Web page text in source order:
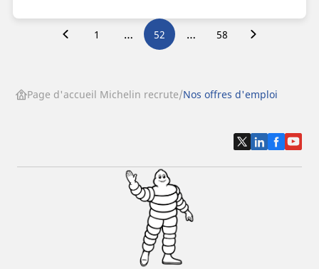
1 … 52 … 58
Page d'accueil Michelin recrute Nos offres d'emploi